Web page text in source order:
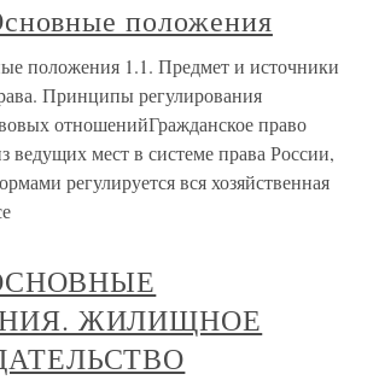
положения
положения 1.1. Предмет и источники
Принципы регулирования
отношенийГражданское право
ведущих мест в системе права России,
регулируется вся хозяйственная
ЖИЛИЩНОЕ